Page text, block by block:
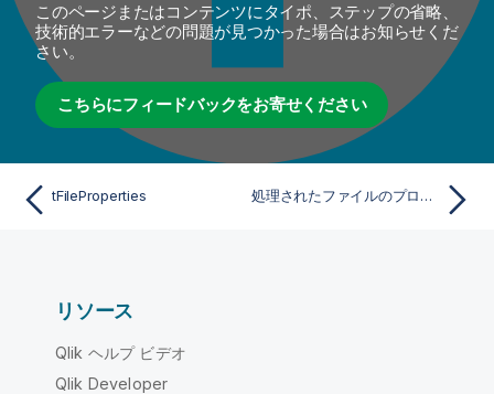
このページまたはコンテンツにタイポ、ステップの省略、
技術的エラーなどの問題が見つかった場合はお知らせくだ
さい。
こちらにフィードバックをお寄せください
tFileProperties 処理されたファイルのプロパティを表示
リソース
Qlik ヘルプ ビデオ
Qlik Developer